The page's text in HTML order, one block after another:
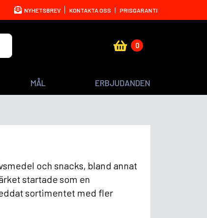
NYHETSBREV KONTAKTA OSS PRISGARANTI
0
MÅL ERBJUDANDEN
och snacks, bland annat
startade som en
sortimentet med fler